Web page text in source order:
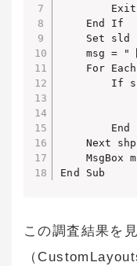
    End If
Set sld
msg = "
For
If
End
    Next shp
MsgBox
End Sub
この調査結果を
（